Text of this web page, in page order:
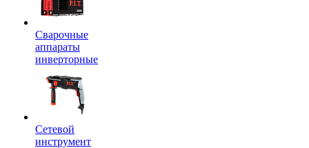
Сварочные
аппараты
инверторные
Сетевой
инструмент